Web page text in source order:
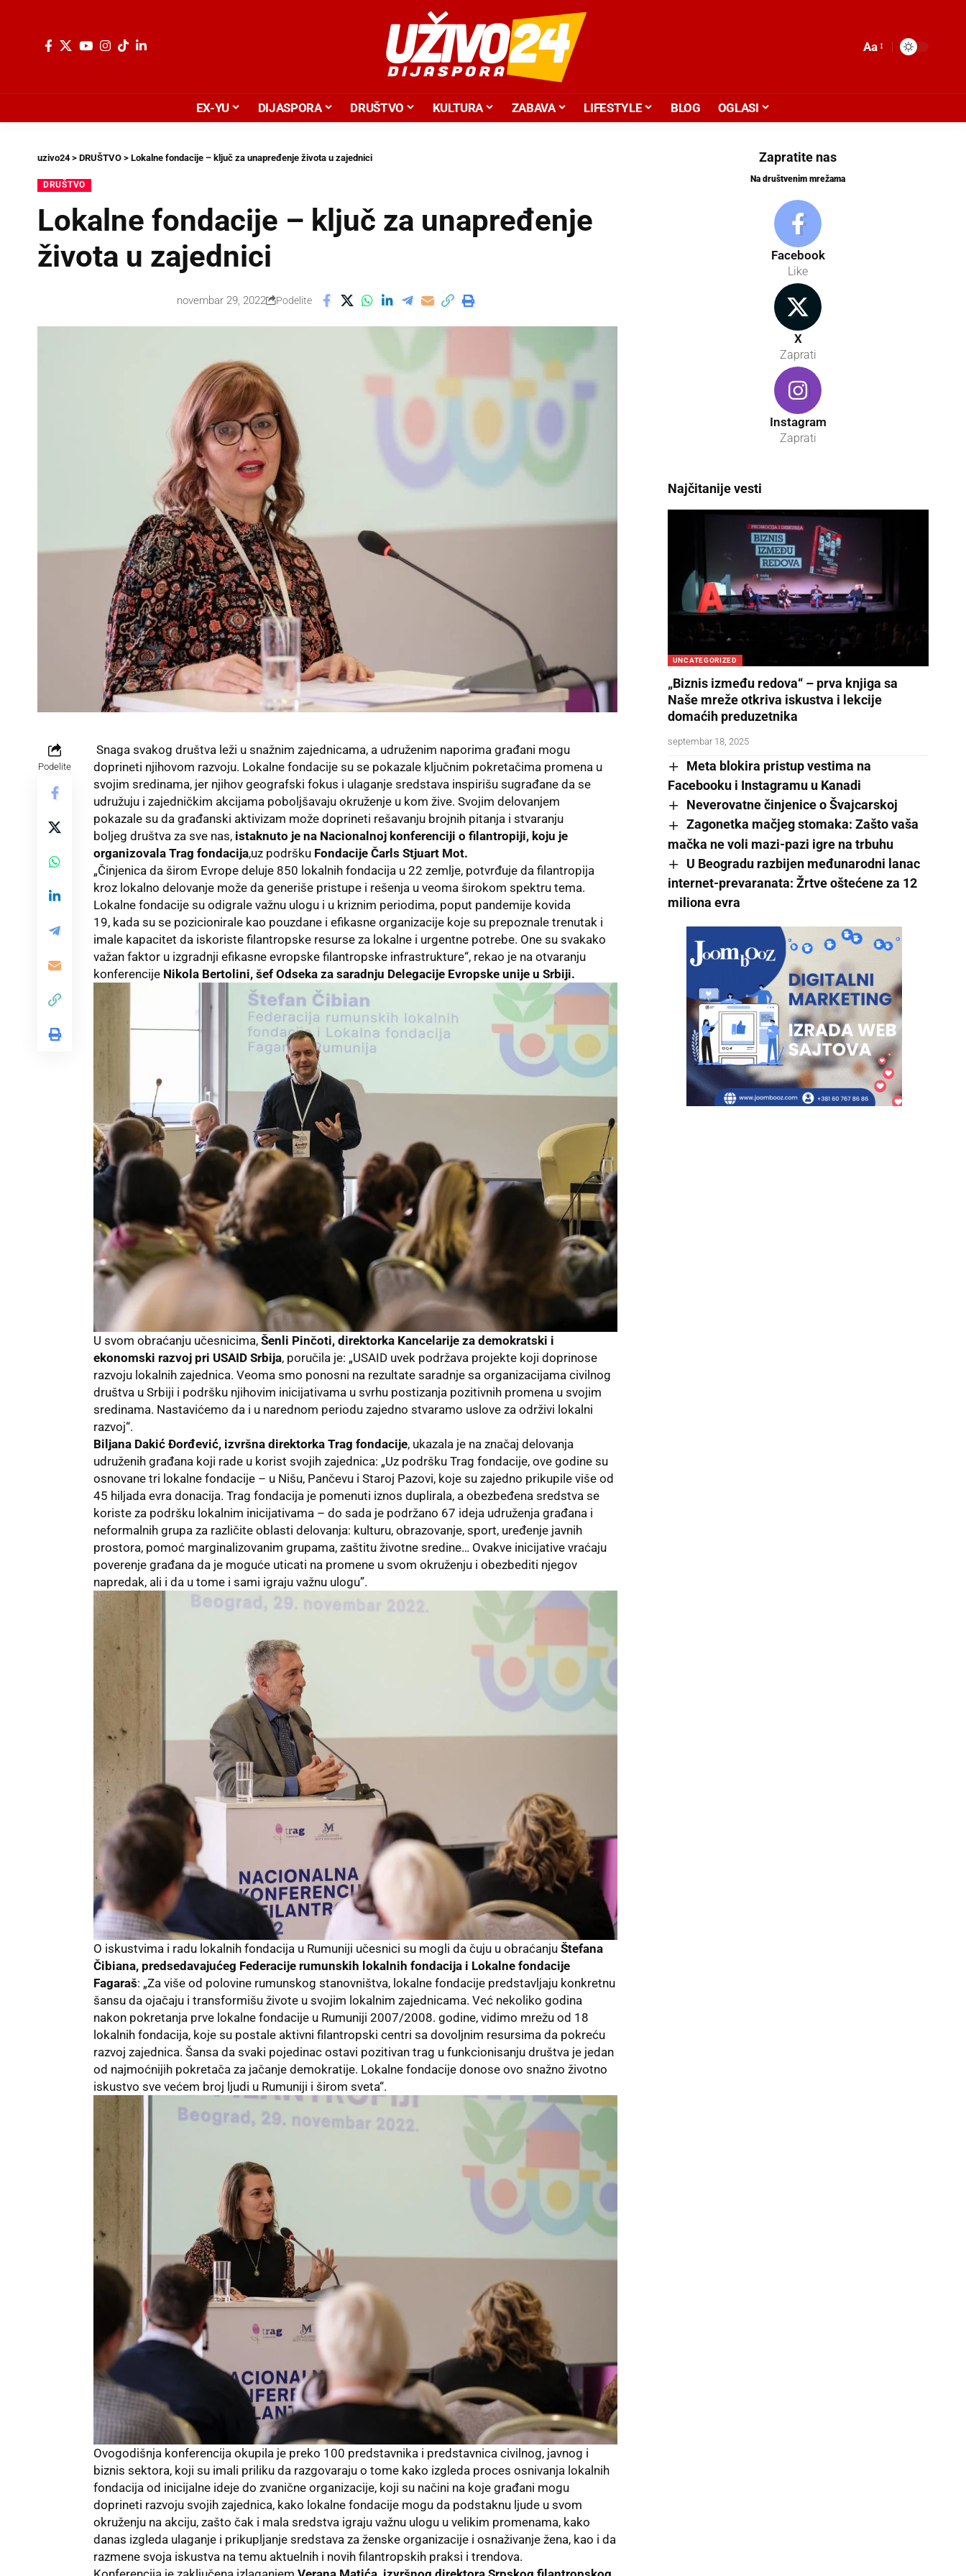
Aa
EX-YU DIJASPORA DRUŠTVO KULTURA ZABAVA LIFESTYLE BLOG OGLASI
uzivo24> DRUŠTVO > Lokalne fondacije – ključ za unapređenje života u zajednici
DRUŠTVO
Lokalne fondacije – ključ za unapređenje
života u zajednici
novembar 29, 2022 Podelite
Podelite
Snaga svakog društva leži u snažnim zajednicama, a udruženim naporima građani mogu
doprineti njihovom razvoju. Lokalne fondacije su se pokazale ključnim pokretačima promena u
svojim sredinama, jer njihov geografski fokus i ulaganje sredstava inspirišu sugrađane da se
udružuju i zajedničkim akcijama poboljšavaju okruženje u kom žive. Svojim delovanjem
pokazale su da građanski aktivizam može doprineti rešavanju brojnih pitanja i stvaranju
boljeg društva za sve nas, istaknuto je na Nacionalnoj konferenciji o filantropiji, koju je
organizovala Trag fondacija,uz podršku Fondacije Čarls Stjuart Mot.
„Činjenica da širom Evrope deluje 850 lokalnih fondacija u 22 zemlje, potvrđuje da filantropija
kroz lokalno delovanje može da generiše pristupe i rešenja u veoma širokom spektru tema.
Lokalne fondacije su odigrale važnu ulogu i u kriznim periodima, poput pandemije kovida
19, kada su se pozicionirale kao pouzdane i efikasne organizacije koje su prepoznale trenutak i
imale kapacitet da iskoriste filantropske resurse za lokalne i urgentne potrebe. One su svakako
važan faktor u izgradnji efikasne evropske filantropske infrastrukture“, rekao je na otvaranju
konferencije Nikola Bertolini, šef Odseka za saradnju Delegacije Evropske unije u Srbiji.
U svom obraćanju učesnicima, Šenli Pinčoti, direktorka Kancelarije za demokratski i
ekonomski razvoj pri USAID Srbija, poručila je: „USAID uvek podržava projekte koji doprinose
razvoju lokalnih zajednica. Veoma smo ponosni na rezultate saradnje sa organizacijama civilnog
društva u Srbiji i podršku njihovim inicijativama u svrhu postizanja pozitivnih promena u svojim
sredinama. Nastavićemo da i u narednom periodu zajedno stvaramo uslove za održivi lokalni
razvoj“.
Biljana Dakić Đorđević, izvršna direktorka Trag fondacije, ukazala je na značaj delovanja
udruženih građana koji rade u korist svojih zajednica: „Uz podršku Trag fondacije, ove godine su
osnovane tri lokalne fondacije – u Nišu, Pančevu i Staroj Pazovi, koje su zajedno prikupile više od
45 hiljada evra donacija. Trag fondacija je pomenuti iznos duplirala, a obezbeđena sredstva se
koriste za podršku lokalnim inicijativama – do sada je podržano 67 ideja udruženja građana i
neformalnih grupa za različite oblasti delovanja: kulturu, obrazovanje, sport, uređenje javnih
prostora, pomoć marginalizovanim grupama, zaštitu životne sredine… Ovakve inicijative vraćaju
poverenje građana da je moguće uticati na promene u svom okruženju i obezbediti njegov
napredak, ali i da u tome i sami igraju važnu ulogu”.
O iskustvima i radu lokalnih fondacija u Rumuniji učesnici su mogli da čuju u obraćanju Štefana
Čibiana, predsedavajućeg Federacije rumunskih lokalnih fondacija i Lokalne fondacije
Fagaraš: „Za više od polovine rumunskog stanovništva, lokalne fondacije predstavljaju konkretnu
šansu da ojačaju i transformišu živote u svojim lokalnim zajednicama. Već nekoliko godina
nakon pokretanja prve lokalne fondacije u Rumuniji 2007/2008. godine, vidimo mrežu od 18
lokalnih fondacija, koje su postale aktivni filantropski centri sa dovoljnim resursima da pokreću
razvoj zajednica. Šansa da svaki pojedinac ostavi pozitivan trag u funkcionisanju društva je jedan
od najmoćnijih pokretača za jačanje demokratije. Lokalne fondacije donose ovo snažno životno
iskustvo sve većem broj ljudi u Rumuniji i širom sveta“.
Ovogodišnja konferencija okupila je preko 100 predstavnika i predstavnica civilnog, javnog i
biznis sektora, koji su imali priliku da razgovaraju o tome kako izgleda proces osnivanja lokalnih
fondacija od inicijalne ideje do zvanične organizacije, koji su načini na koje građani mogu
doprineti razvoju svojih zajednica, kako lokalne fondacije mogu da podstaknu ljude u svom
okruženju na akciju, zašto čak i mala sredstva igraju važnu ulogu u velikim promenama, kako
danas izgleda ulaganje i prikupljanje sredstava za ženske organizacije i osnaživanje žena, kao i da
razmene svoja iskustva na temu aktuelnih i novih filantropskih praksi i trendova.
Zapratite nas
Na društvenim mrežama
Facebook
Like
X
Zaprati
Instagram
Zaprati
Najčitanije vesti
UNCATEGORIZED
„Biznis između redova“ – prva knjiga sa
Naše mreže otkriva iskustva i lekcije
domaćih preduzetnika
septembar 18, 2025
Meta blokira pristup vestima na
Facebooku i Instagramu u Kanadi
Neverovatne činjenice o Švajcarskoj
Zagonetka mačjeg stomaka: Zašto vaša
mačka ne voli mazi-pazi igre na trbuhu
U Beogradu razbijen međunarodni lanac
internet-prevaranata: Žrtve oštećene za 12
miliona evra